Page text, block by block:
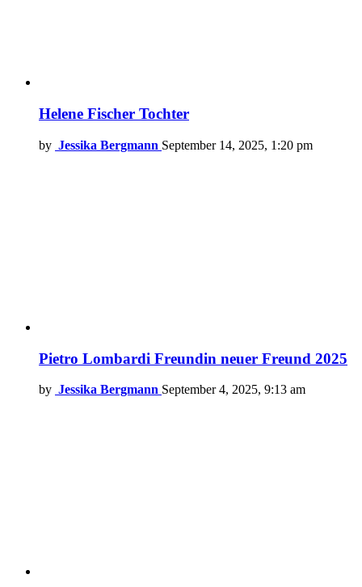
Helene Fischer Tochter
by Jessika Bergmann September 14, 2025, 1:20 pm
Pietro Lombardi Freundin neuer Freund 2025
by Jessika Bergmann September 4, 2025, 9:13 am